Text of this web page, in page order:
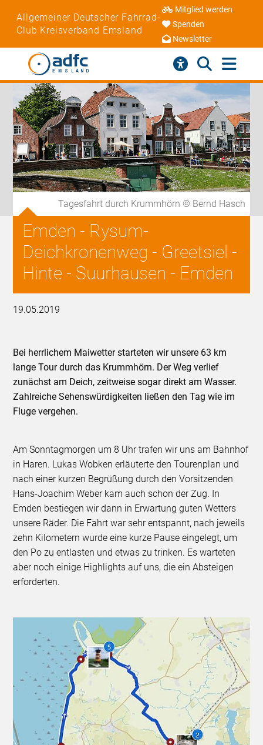
Allgemeiner Deutscher Fahrrad-
Club Kreisverband Emsland
Mitglied werden
Spenden
Newsletter
Tagesfahrt durch Krummhörn © Bernd Hasch
Emden - Rysum-
Deichkronenweg - Greetsiel -
Hinte - Suurhausen - Emden
19.05.2019
Bei herrlichem Maiwetter starteten wir unsere 63 km
lange Tour durch das Krummhörn. Der Weg verlief
zunächst am Deich, zeitweise sogar direkt am Wasser.
Zahlreiche Sehenswürdigkeiten ließen den Tag wie im
Fluge vergehen.
Am Sonntagmorgen um 8 Uhr trafen wir uns am Bahnhof
in Haren. Lukas Wobken erläuterte den Tourenplan und
nach einer kurzen Begrüßung durch den Vorsitzenden
Hans-Joachim Weber kam auch schon der Zug. In
Emden bestiegen wir dann in Erwartung guten Wetters
unsere Räder. Die Fahrt war sehr entspannt, nach jeweils
zehn Kilometern wurde eine kurze Pause eingelegt, um
den Po zu entlasten und etwas zu trinken. Es warteten
aber noch einige Highlights auf uns, die ein Absteigen
erforderten.